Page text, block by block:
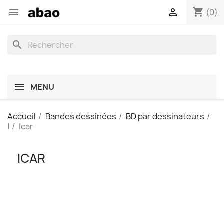
 shopping_cart (0)

search
MENU
Accueil Bandes dessinées
BD par dessinateurs
I
Icar
ICAR